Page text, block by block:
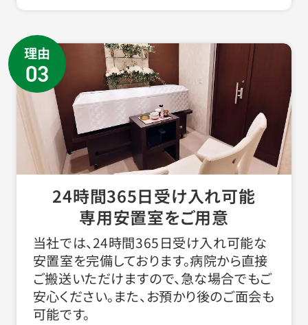
理由
03
24時間365日受け入れ可能
専用安置室をご用意
当社では、24時間365日受け入れ可能な
安置室を完備しております。病院から直接
ご搬送いただけますので、急な場合でもご
安心ください。また、お預かり後のご面会も
可能です。